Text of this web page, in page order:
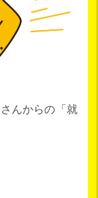
んからの「就